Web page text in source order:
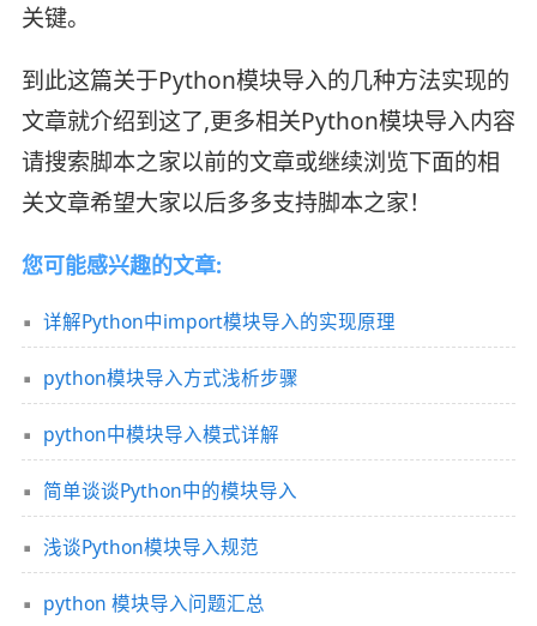
关键。
到此这篇关于Python模块导入的几种方法实现的
文章就介绍到这了,更多相关Python模块导入内容
请搜索脚本之家以前的文章或继续浏览下面的相
关文章希望大家以后多多支持脚本之家！
您可能感兴趣的文章:
详解Python中import模块导入的实现原理
python模块导入方式浅析步骤
python中模块导入模式详解
简单谈谈Python中的模块导入
浅谈Python模块导入规范
python 模块导入问题汇总